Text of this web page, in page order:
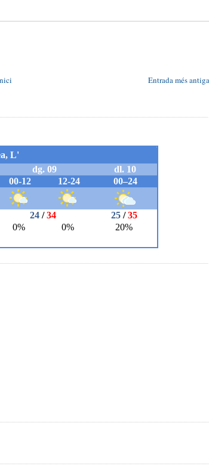
Entrada més antiga